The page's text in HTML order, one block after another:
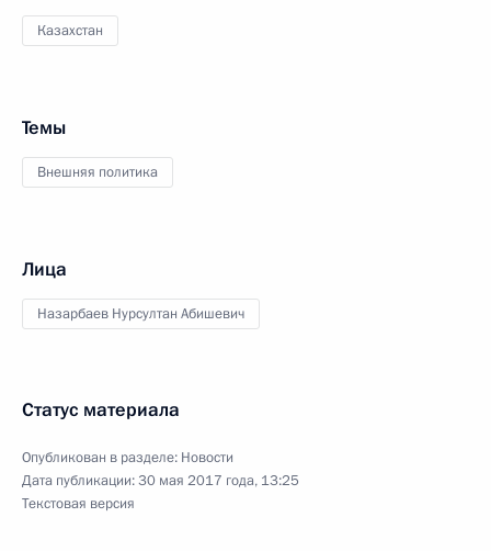
Казахстан
Темы
Внешняя политика
Лица
Назарбаев Нурсултан Абишевич
Статус материала
Опубликован в разделе: Новости
Дата публикации:30 мая 2017 года, 13:25
Текстовая версия